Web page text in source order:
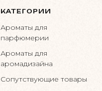
КАТЕГОРИИ
Ароматы для
парфюмерии
Ароматы для
аромадизайна
Сопутствующие товары